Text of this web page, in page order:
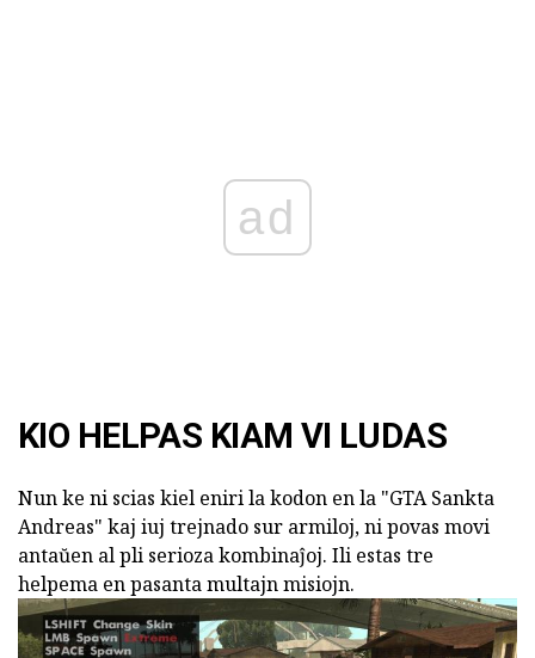
ad
KIO HELPAS KIAM VI LUDAS
Nun ke ni scias kiel eniri la kodon en la "GTA Sankta
Andreas" kaj iuj trejnado sur armiloj, ni povas movi
antaŭen al pli serioza kombinaĵoj. Ili estas tre
helpema en pasanta multajn misiojn.